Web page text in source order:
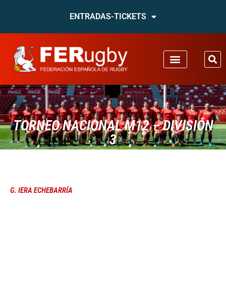
ENTRADAS-TICKETS
TORNEO NACIONAL M12 – DIVISIÓN
3
G. IERA ECHEBARRÍA